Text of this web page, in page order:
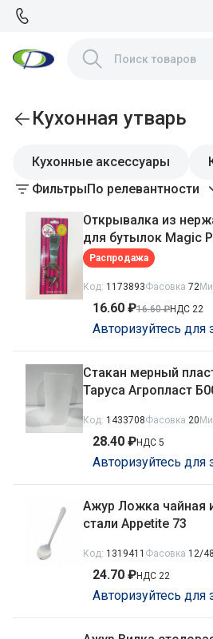
Кухонная утварь
Кухонные аксессуары
ФильтрыПо релевантности
Открывалка из
для бутылок Magic
Распродажа
Код: 1173893Фасовка 72
16.60 ₽
16.60 ₽ НДС 22
Авторизуйтесь для
Стакан мерный
Таруса Агропласт
Код: 1433708Фасовка 20
28.40 ₽НДС 5
Авторизуйтесь для
Ажур Ложка чайная
стали Appetite 73
Код: 1319411 Фасовка 12/
24.70 ₽НДС 22
Авторизуйтесь для